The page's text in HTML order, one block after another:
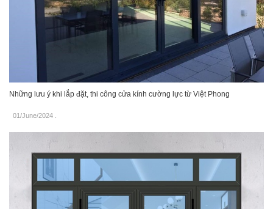
Những lưu ý khi lắp đặt, thi công cửa kính cường lực từ Việt Phong
01/June/2024